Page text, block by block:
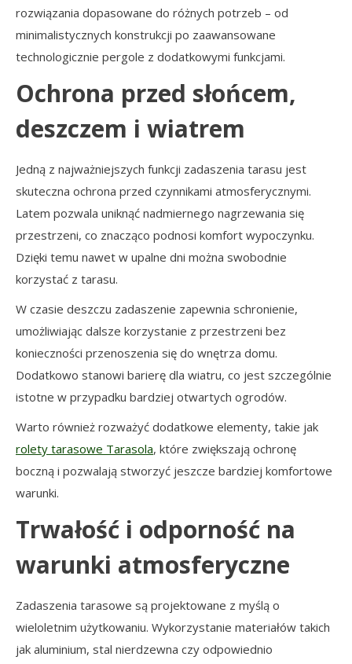
rozwiązania dopasowane do różnych potrzeb – od
minimalistycznych konstrukcji po zaawansowane
technologicznie pergole z dodatkowymi funkcjami.
Ochrona przed słońcem,
deszczem i wiatrem
Jedną z najważniejszych funkcji zadaszenia tarasu jest
skuteczna ochrona przed czynnikami atmosferycznymi.
Latem pozwala uniknąć nadmiernego nagrzewania się
przestrzeni, co znacząco podnosi komfort wypoczynku.
Dzięki temu nawet w upalne dni można swobodnie
korzystać z tarasu.
W czasie deszczu zadaszenie zapewnia schronienie,
umożliwiając dalsze korzystanie z przestrzeni bez
konieczności przenoszenia się do wnętrza domu.
Dodatkowo stanowi barierę dla wiatru, co jest szczególnie
istotne w przypadku bardziej otwartych ogrodów.
Warto również rozważyć dodatkowe elementy, takie jak
rolety tarasowe Tarasola, które zwiększają ochronę
boczną i pozwalają stworzyć jeszcze bardziej komfortowe
warunki.
Trwałość i odporność na
warunki atmosferyczne
Zadaszenia tarasowe są projektowane z myślą o
wieloletnim użytkowaniu. Wykorzystanie materiałów takich
jak aluminium, stal nierdzewna czy odpowiednio